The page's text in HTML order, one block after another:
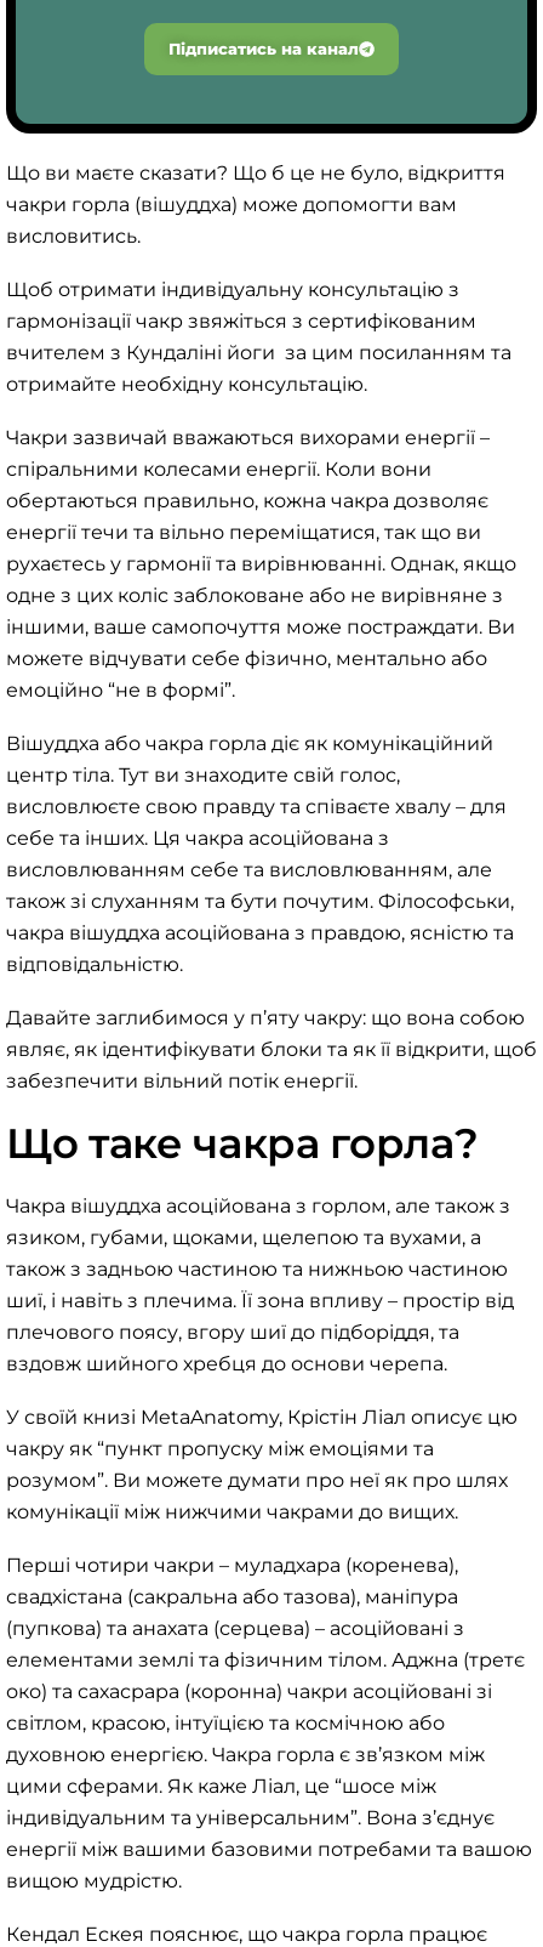
Підписатись на канал
Що ви маєте сказати? Що б це не було, відкриття
чакри горла (вішуддха) може допомогти вам
висловитись.
Щоб отримати індивідуальну консультацію з
гармонізації чакр звяжіться з сертифікованим
вчителем з Кундаліні йоги за цим посиланням та
отримайте необхідну консультацію.
Чакри зазвичай вважаються вихорами енергії –
спіральними колесами енергії. Коли вони
обертаються правильно, кожна чакра дозволяє
енергії течи та вільно переміщатися, так що ви
рухаєтесь у гармонії та вирівнюванні. Однак, якщо
одне з цих коліс заблоковане або не вирівняне з
іншими, ваше самопочуття може постраждати. Ви
можете відчувати себе фізично, ментально або
емоційно “не в формі”.
Вішуддха або чакра горла діє як комунікаційний
центр тіла. Тут ви знаходите свій голос,
висловлюєте свою правду та співаєте хвалу – для
себе та інших. Ця чакра асоційована з
висловлюванням себе та висловлюванням, але
також зі слуханням та бути почутим. Філософськи,
чакра вішуддха асоційована з правдою, ясністю та
відповідальністю.
Давайте заглибимося у п’яту чакру: що вона собою
являє, як ідентифікувати блоки та як її відкрити, щоб
забезпечити вільний потік енергії.
Що таке чакра горла?
Чакра вішуддха асоційована з горлом, але також з
язиком, губами, щоками, щелепою та вухами, а
також з задньою частиною та нижньою частиною
шиї, і навіть з плечима. Її зона впливу – простір від
плечового поясу, вгору шиї до підборіддя, та
вздовж шийного хребця до основи черепа.
У своїй книзі MetaAnatomy, Крістін Ліал описує цю
чакру як “пункт пропуску між емоціями та
розумом”. Ви можете думати про неї як про шлях
комунікації між нижчими чакрами до вищих.
Перші чотири чакри – муладхара (коренева),
свадхістана (сакральна або тазова), маніпура
(пупкова) та анахата (серцева) – асоційовані з
елементами землі та фізичним тілом. Аджна (третє
око) та сахасрара (коронна) чакри асоційовані зі
світлом, красою, інтуїцією та космічною або
духовною енергією. Чакра горла є зв’язком між
цими сферами. Як каже Ліал, це “шосе між
індивідуальним та універсальним”. Вона з’єднує
енергії між вашими базовими потребами та вашою
вищою мудрістю.
Кендал Ескея пояснює, що чакра горла працює